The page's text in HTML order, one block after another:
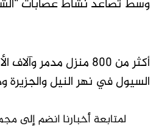
وسط تصاعد نشاط عصابات
أكثر من 800 منزل مدمر
السيول في نهر النيل والجزيرة